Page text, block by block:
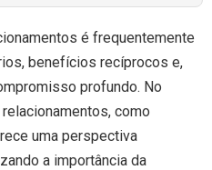
é frequentemente
benefícios recíprocos e,
profundo. No
como
uma perspectiva
a importância da